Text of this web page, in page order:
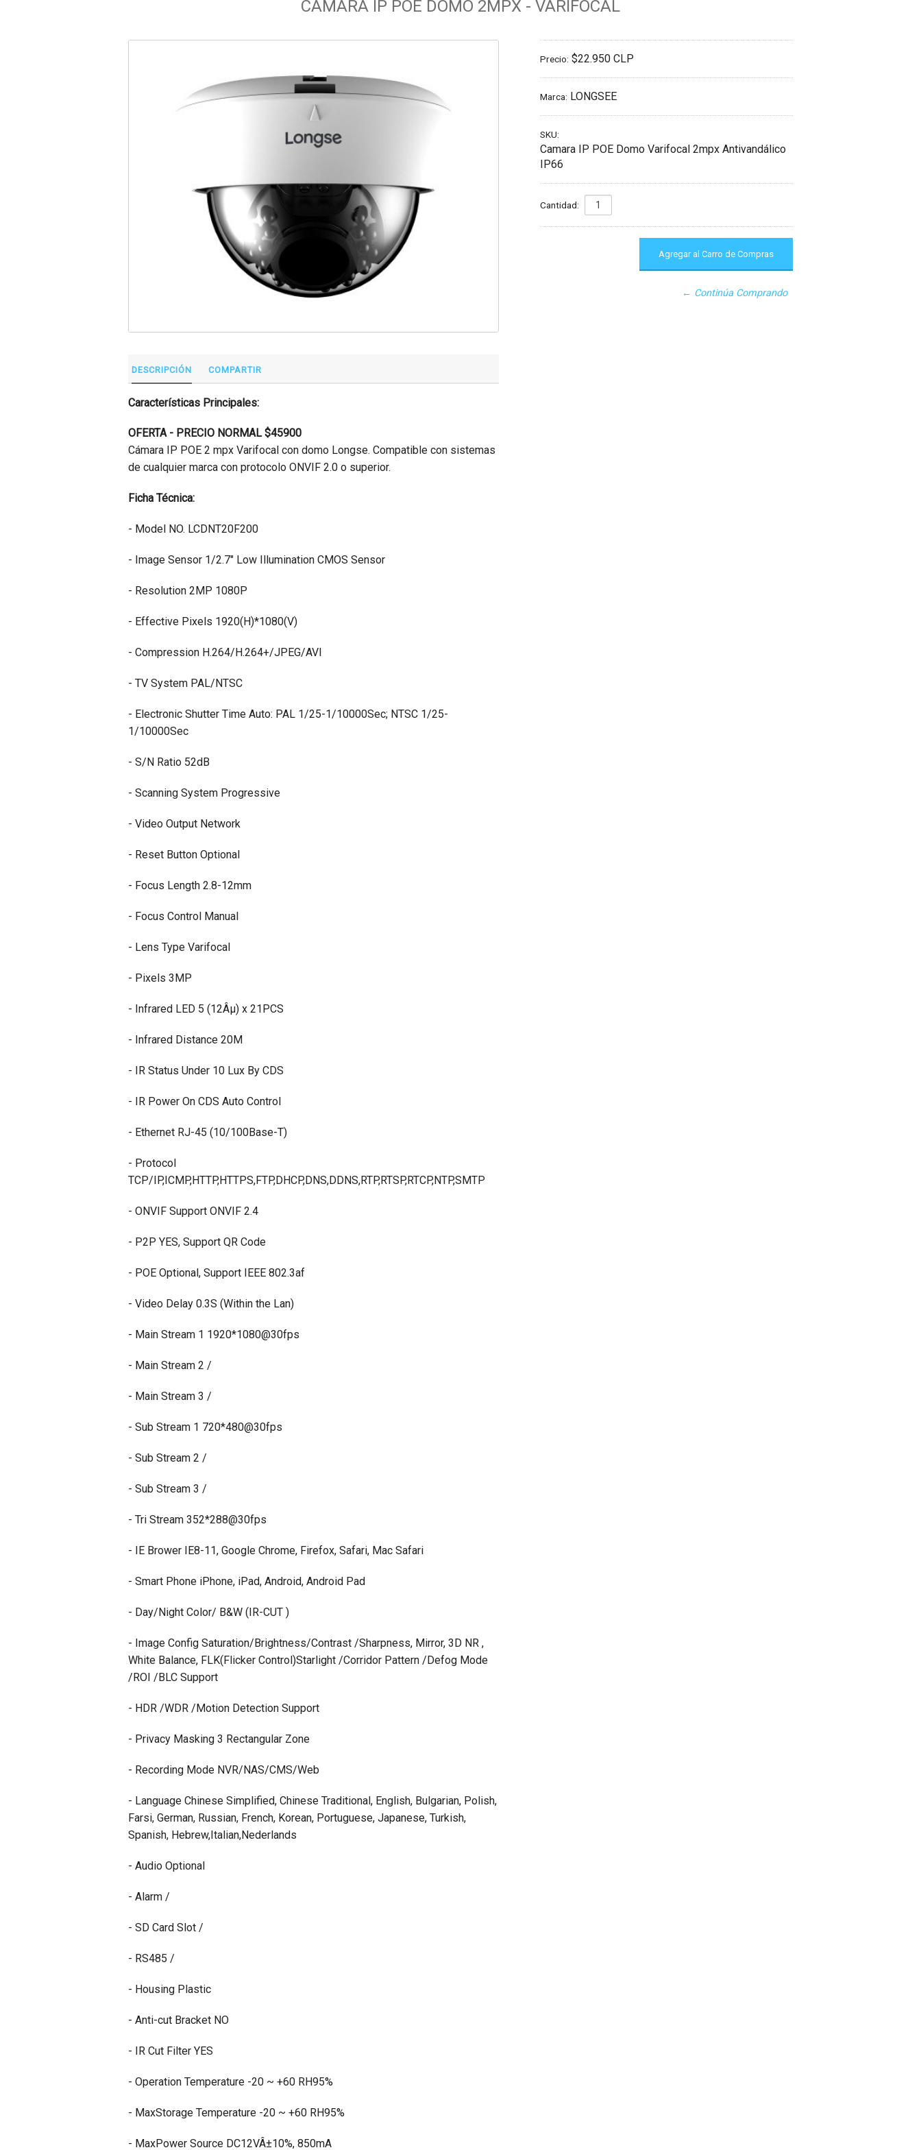
CÁMARA IP POE DOMO 2MPX - VARIFOCAL
DESCRIPCIÓN COMPARTIR
Características Principales:
OFERTA - PRECIO NORMAL $45900
Cámara IP POE 2 mpx Varifocal con domo Longse. Compatible con sistemas
de cualquier marca con protocolo ONVIF 2.0 o superior.
Ficha Técnica:
- Model NO. LCDNT20F200
- Image Sensor 1/2.7" Low Illumination CMOS Sensor
- Resolution 2MP 1080P
- Effective Pixels 1920(H)*1080(V)
- Compression H.264/H.264+/JPEG/AVI
- TV System PAL/NTSC
- Electronic Shutter Time Auto: PAL 1/25-1/10000Sec; NTSC 1/25-
1/10000Sec
- S/N Ratio 52dB
- Scanning System Progressive
- Video Output Network
- Reset Button Optional
- Focus Length 2.8-12mm
- Focus Control Manual
- Lens Type Varifocal
- Pixels 3MP
- Infrared LED 5 (12Âµ) x 21PCS
- Infrared Distance 20M
- IR Status Under 10 Lux By CDS
- IR Power On CDS Auto Control
- Ethernet RJ-45 (10/100Base-T)
- Protocol
TCP/IP,ICMP,HTTP,HTTPS,FTP,DHCP,DNS,DDNS,RTP,RTSP,RTCP,NTP,SMTP
- ONVIF Support ONVIF 2.4
- P2P YES, Support QR Code
- POE Optional, Support IEEE 802.3af
- Video Delay 0.3S (Within the Lan)
- Main Stream 1 1920*1080@30fps
- Main Stream 2 /
- Main Stream 3 /
- Sub Stream 1 720*480@30fps
- Sub Stream 2 /
- Sub Stream 3 /
- Tri Stream 352*288@30fps
- IE Brower IE8-11, Google Chrome, Firefox, Safari, Mac Safari
- Smart Phone iPhone, iPad, Android, Android Pad
- Day/Night Color/ B&W (IR-CUT )
- Image Config Saturation/Brightness/Contrast /Sharpness, Mirror, 3D NR ,
White Balance, FLK(Flicker Control)Starlight /Corridor Pattern /Defog Mode
/ROI /BLC Support
- HDR /WDR /Motion Detection Support
- Privacy Masking 3 Rectangular Zone
- Recording Mode NVR/NAS/CMS/Web
- Language Chinese Simplified, Chinese Traditional, English, Bulgarian, Polish,
Farsi, German, Russian, French, Korean, Portuguese, Japanese, Turkish,
Spanish, Hebrew,Italian,Nederlands
- Audio Optional
- Alarm /
- SD Card Slot /
- RS485 /
- Housing Plastic
- Anti-cut Bracket NO
- IR Cut Filter YES
- Operation Temperature -20 ~ +60 RH95%
- MaxStorage Temperature -20 ~ +60 RH95%
- MaxPower Source DC12VÂ±10%, 850mA
Precio: $22.950 CLP
Marca: LONGSEE
SKU:
Camara IP POE Domo Varifocal 2mpx Antivandálico
IP66
Cantidad:
← Continúa Comprando